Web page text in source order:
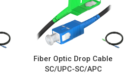
Fiber Optic Drop Cable
SC/UPC-SC/APC